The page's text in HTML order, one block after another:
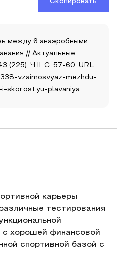
между 6 анаэробными
// Актуальные
(225). Ч.II. С. 57-60. URL:
vzaimosvyaz-mezhdu-
skorostyu-plavaniya
карьеры
тестирования
с хорошей финансовой
спортивной базой с